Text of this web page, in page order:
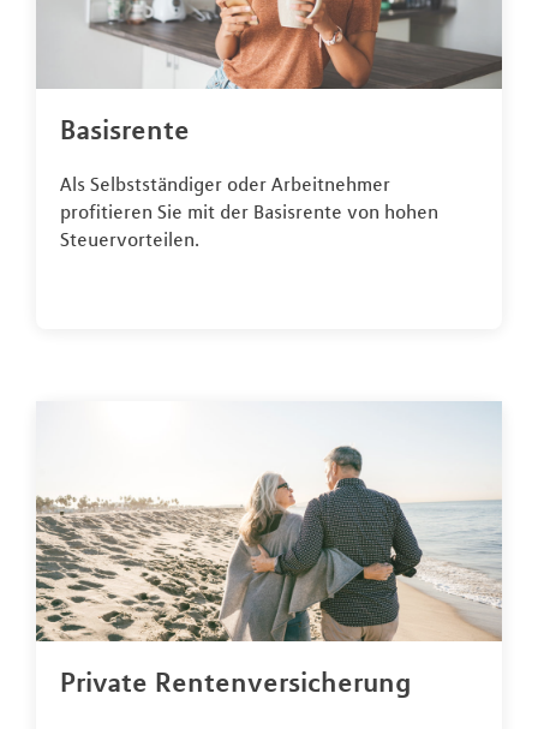
Basisrente
Als Selbstständiger oder Arbeitnehmer
profitieren Sie mit der Basisrente von hohen
Steuervorteilen.
Private Rentenversicherung